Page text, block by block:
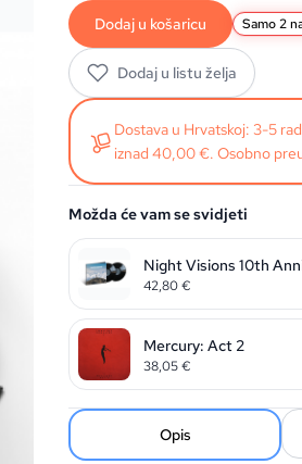
Dodaj u košaricu Samo 2
Dodaj u listu želja
Dostava u Hrvatskoj: 3-5
iznad 40,00 €. Osobno
Možda će vam se svidjeti
Night Visions 10th
42,80€
Mercury: Act 2
38,05€
Opis